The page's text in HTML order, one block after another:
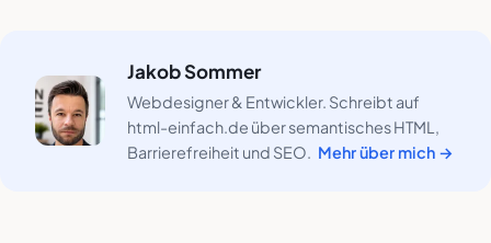
Jakob Sommer
Webdesigner & Entwickler. Schreibt auf
html-einfach.de über semantisches HTML,
Barrierefreiheit und SEO. Mehr über mich →